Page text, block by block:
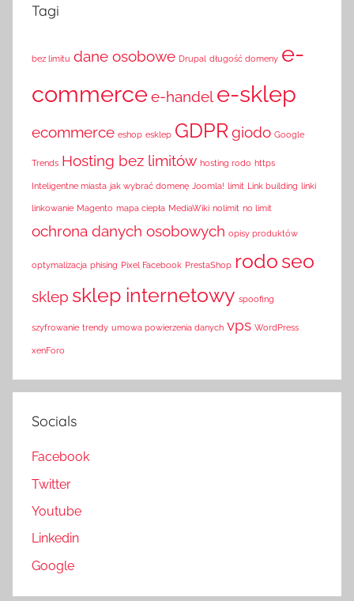
Tagi
bez limitu dane osobowe Drupal długość domeny e-
commercee-handel e-sklep
ecommerce eshop esklep GDPRgiodo Google
Trends Hosting bez limitów hosting rodo https
Inteligentne miasta jak wybrać domenę Joomla! limit Link building linki
linkowanie Magento mapa ciepła MediaWiki nolimit no limit
ochrona danych osobowych opisy produktów
optymalizacja phising Pixel Facebook PrestaShop rodo seo
sklep sklep internetowy spoofing
szyfrowanie trendy umowa powierzenia danych vps WordPress
xenForo
Socials
Facebook
Twitter
Youtube
Linkedin
Google